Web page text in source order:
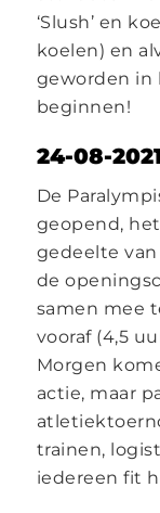
‘Slush’ en
koelen) en
geworden in
beginnen!
24-08-
De
geopend,
gedeelte
de
samen mee
vooraf (4,5
Morgen
actie, maar
trainen,
iedereen fit